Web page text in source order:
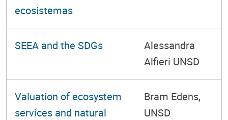
ecosistemas
SEEA and the SDGs
Alessandra
Alfieri UNSD
Valuation of ecosystem
services and natural
Bram Edens,
UNSD